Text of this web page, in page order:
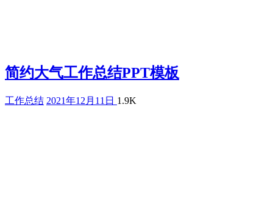
简约大气工作总结PPT模板
工作总结 2021年12月11日 1.9K